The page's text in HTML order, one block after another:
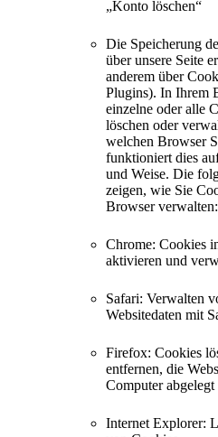
„Konto löschen“
Die Speicherung
über unsere Seite
anderem über
Plugins). In Ihrem
einzelne oder alle
löschen oder
welchen Browser
funktioniert dies
und Weise. Die
zeigen, wie Sie
Browser verwalten:
Chrome: Cookies
aktivieren und
Safari: Verwalten
Websitedaten mit
Firefox: Cookies
entfernen, die
Computer abgelegt
Internet Explorer: